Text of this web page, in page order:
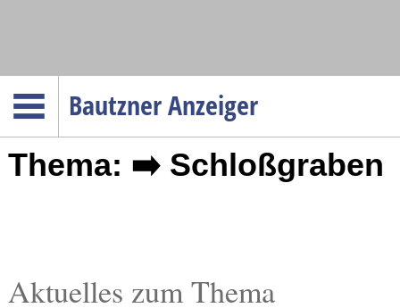
Bautzner Anzeiger
Menüpunkte
Startseite
Verkehr
Thema: ➡️ Schloßgraben
Aktuelles zum Thema